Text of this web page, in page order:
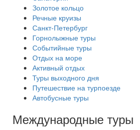
Золотое кольцо
Речные круизы
Санкт-Петербург
Горнолыжные туры
Событийные туры
Отдых на море
Активный отдых
Туры выходного дня
Путешествие на турпоезде
Автобусные туры
Международные туры